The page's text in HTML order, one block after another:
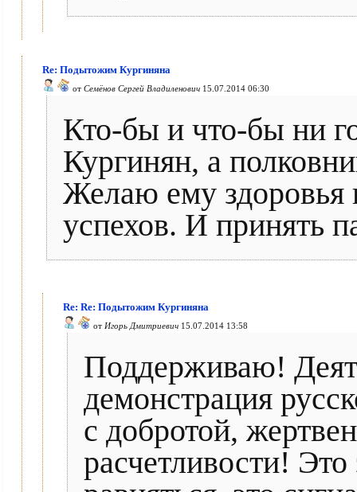
Re: Подытожим Кургиняна
от Семёнов Сергей Владиленович 15.07.2014 06:30
Кто-бы и что-бы ни
Кургинян, а
Желаю ему
успехов. И принять
Re: Re: Подытожим Кургиняна
от Игорь Дмитриевич 15.07.2014 13:58
Поддерживаю!
демонстрация
с добротой,
расчетливости!